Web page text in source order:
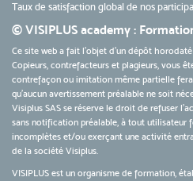
Taux de satisfaction global de nos
© VISIPLUS academy :
Ce site web a fait l'objet d'un dépôt
Copieurs, contrefacteurs et plagieurs, vous
contrefaçon ou imitation même partielle
qu’aucun avertissement préalable ne soit
Visiplus SAS se réserve le droit de refuser
sans notification préalable, à tout utilisateur
incomplètes et/ou exerçant une activité
de la société Visiplus.
VISIPLUS est un organisme de formation,